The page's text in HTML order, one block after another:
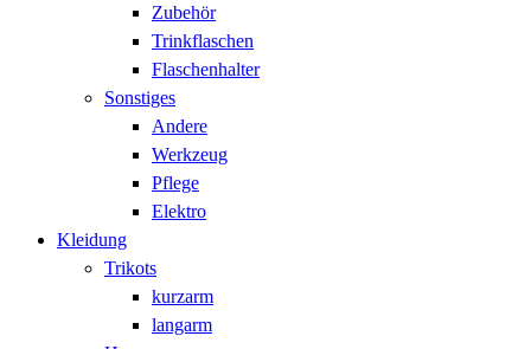
Zubehör
Trinkflaschen
Flaschenhalter
Sonstiges
Andere
Werkzeug
Pflege
Elektro
Kleidung
Trikots
kurzarm
langarm